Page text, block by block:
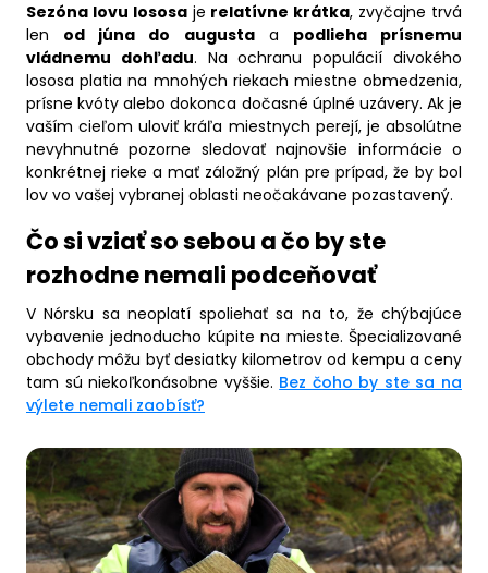
Sezóna lovu lososaje relatívne krátka, zvyčajne trvá
len od júna do augustaa podlieha prísnemu
vládnemu dohľadu. Na ochranu populácií divokého
lososa platia na mnohých riekach miestne obmedzenia,
prísne kvóty alebo dokonca dočasné úplné uzávery. Ak je
vaším cieľom uloviť kráľa miestnych perejí, je absolútne
nevyhnutné pozorne sledovať najnovšie informácie o
konkrétnej rieke a mať záložný plán pre prípad, že by bol
lov vo vašej vybranej oblasti neočakávane pozastavený.
Čo si vziať so sebou a čo by ste
rozhodne nemali podceňovať
V Nórsku sa neoplatí spoliehať sa na to, že chýbajúce
vybavenie jednoducho kúpite na mieste. Špecializované
obchody môžu byť desiatky kilometrov od kempu a ceny
tam sú niekoľkonásobne vyššie. Bez čoho by ste sa na
výlete nemali zaobísť?